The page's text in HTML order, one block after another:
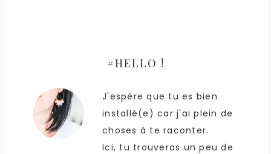
#HELLO !
J'espère que tu es bien
installé(e) car j'ai plein de
choses à te raconter.
Ici, tu trouveras un peu de